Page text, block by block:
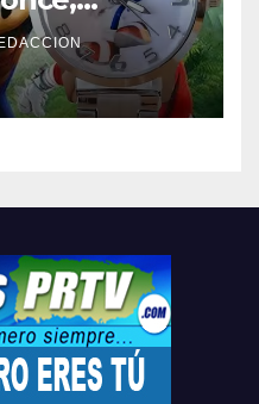
el que